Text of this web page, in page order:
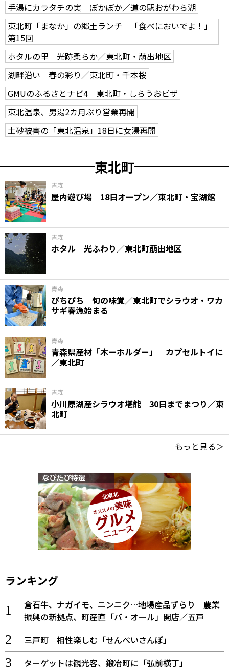
手湯にカラタチの実 ぽかぽか／道の駅おがわら湖
東北町「まなか」の郷土ランチ 「食べにおいでよ！」
第15回
ホタルの里 光跡柔らか／東北町・萠出地区
湖畔沿い 春の彩り／東北町・千本桜
GMUのふるさとナビ4 東北町・しらうおピザ
東北温泉、男湯2カ月ぶり営業再開
土砂被害の「東北温泉」18日に女湯再開
東北町
青森
屋内遊び場 18日オープン／東北町・宝湖館
青森
ホタル 光ふわり／東北町萠出地区
青森
ぴちぴち 旬の味覚／東北町でシラウオ・ワカ
サギ春漁始まる
青森
青森県産材「木ーホルダー」 カプセルトイに
／東北町
青森
小川原湖産シラウオ堪能 30日までまつり／東
北町
もっと見る＞
ランキング
倉石牛、ナガイモ、ニンニク…地場産品ずらり 農業
振興の新拠点、町産直「バ・オール」開店／五戸
三戸町 相性楽しむ「せんべいさんぽ」
ターゲットは観光客、鍛冶町に「弘前横丁」